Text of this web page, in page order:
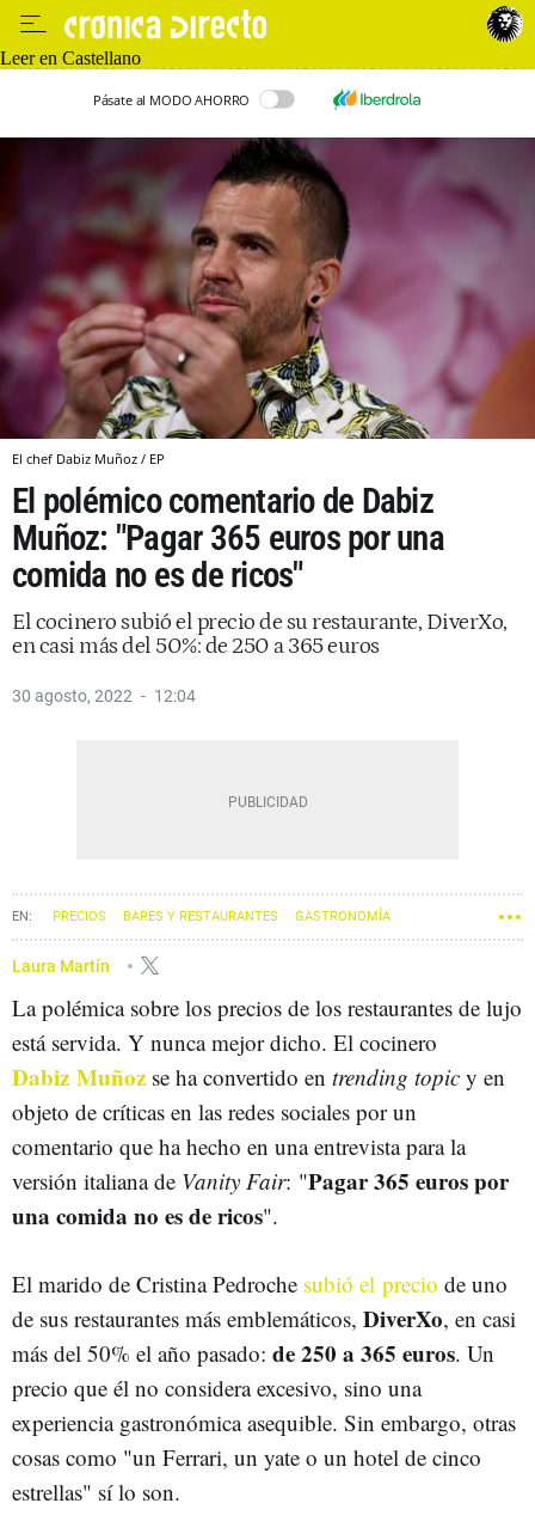
Leer en Castellano
Pásate al MODO AHORRO
El chef Dabiz Muñoz / EP
El polémico comentario de Dabiz
Muñoz: "Pagar 365 euros por una
comida no es de ricos"
El cocinero subió el precio de su restaurante, DiverXo,
en casi más del 50%: de 250 a 365 euros
30 agosto, 2022 12:04
PRECIOS BARES Y RESTAURANTES GASTRONOMÍA
DAVID MUÑOZ
Laura Martín
La polémica sobre los precios de los restaurantes de lujo
está servida. Y nunca mejor dicho. El cocinero
Dabiz Muñoz se ha convertido en trending topic y en
objeto de críticas en las redes sociales por un
comentario que ha hecho en una entrevista para la
versión italiana de Vanity Fair: "Pagar 365 euros por
una comida no es de ricos".
El marido de Cristina Pedroche subió el precio de uno
de sus restaurantes más emblemáticos, DiverXo, en casi
más del 50% el año pasado: de 250 a 365 euros. Un
precio que él no considera excesivo, sino una
experiencia gastronómica asequible. Sin embargo, otras
cosas como "un Ferrari, un yate o un hotel de cinco
estrellas" sí lo son.